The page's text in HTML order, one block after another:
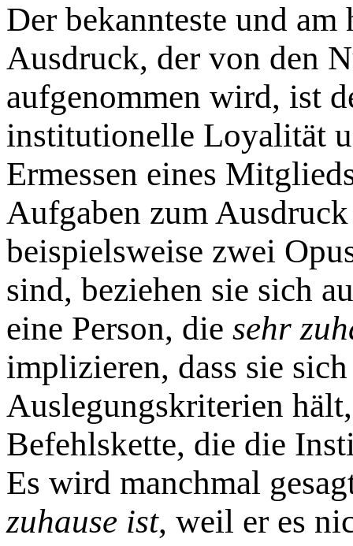
Der bekannteste und
Ausdruck, der von den
aufgenommen wird, ist
institutionelle Loyalität
Ermessen eines
Aufgaben zum
beispielsweise zwei
sind, beziehen sie sich
eine Person, die sehr
implizieren, dass sie
Auslegungskriterien
Befehlskette, die die
Es wird manchmal
zuhause ist, weil er es